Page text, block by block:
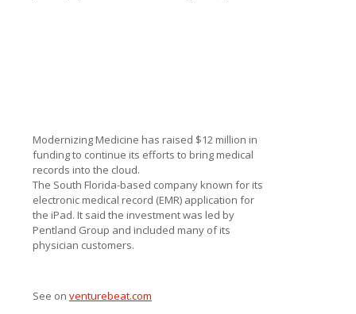
Modernizing Medicine has raised $12 million in
funding to continue its efforts to bring medical
records into the cloud.
The South Florida-based company known for its
electronic medical record (EMR) application for
the iPad. It said the investment was led by
Pentland Group and included many of its
physician customers.
See on venturebeat.com